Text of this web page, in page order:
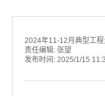
2024年11-12月典型工程
责任编辑: 张望
发布时间: 2025/1/15